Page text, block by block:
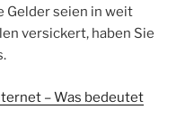
Gelder seien in weit
versickert, haben Sie
– Was bedeutet